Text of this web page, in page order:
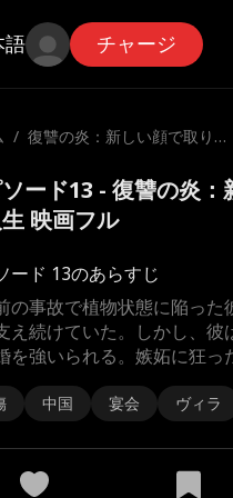
語 チャージ
/ 復讐の炎：新しい顔で取り
ード13 - 復讐の炎
映画フル
ード 13のあらすじ
の事故で植物状態に陥っ
え続けていた。しかし、
を強いられる。嫉妬に狂っ
中国 宴会 ヴィラ